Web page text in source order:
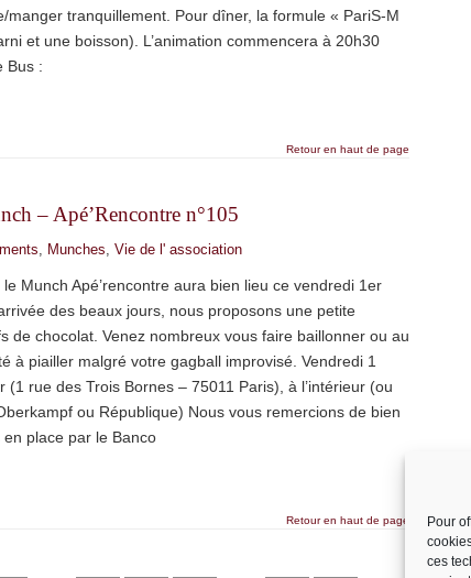
Pour
ces
tranquillement. Pour dîner, la formule « PariS-M
et une boisson). L’animation commencera à 20h30
Bus :
Retour en haut de page
– Apé’Rencontre n°105
, Munches, Vie de l' association
le Munch Apé’rencontre aura bien lieu ce vendredi 1er
des beaux jours, nous proposons une petite
de chocolat. Venez nombreux vous faire baillonner ou au
à piailler malgré votre gagball improvisé. Vendredi 1
rue des Trois Bornes – 75011 Paris), à l’intérieur (ou
ou République) Nous vous remercions de bien
place par le Banco
Retour en haut de page